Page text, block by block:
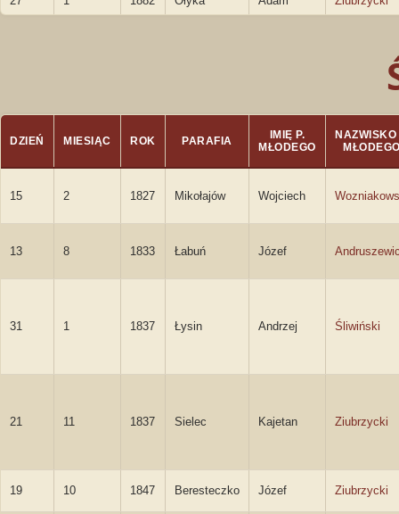
DZIEŃ MIESIĄC ROK PARAFIA
IMIĘ P.
MŁODEGO
NAZWISKO
15 2 1827 Mikołajów Wojciech
13 8 1833 Łabuń Józef
31 1 1837 Łysin Andrzej Śliwiński
21 11 1837 Sielec Kajetan Ziubrzycki
19 10 1847 Beresteczko Józef Ziubrzycki